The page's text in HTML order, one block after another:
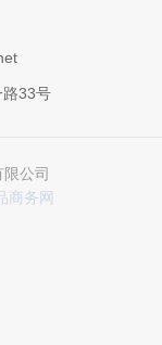
路33号
公司
商务网